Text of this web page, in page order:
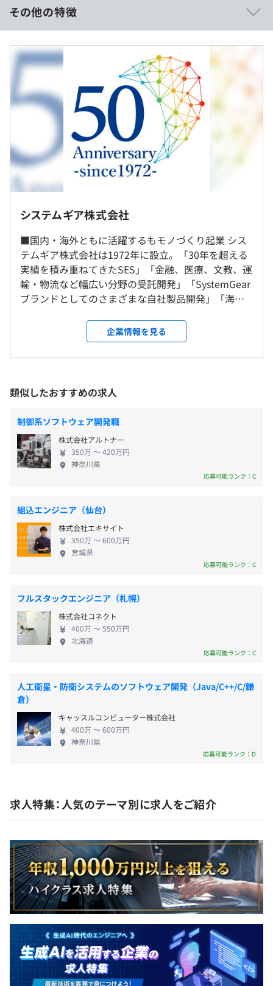
チーム（多国籍メンバー）
評価は年1回実施しています。
エンジニアに特化はしておらず、全社員共通の評価です。
評価は、行動能力・役割・成果の3つです。
ソフトウェア部門は180名（うち、大阪124名）で構成さ
社内もしくはお客様先での勤務となります。
就業場所の変更範囲
＜雇入時＞
大阪中央事業所、および自宅
＜変更範囲＞
会社の定める場所（テレワークを行う場所を含む）
受動喫煙防止措置に関する事項
敷地内禁煙（喫煙場所あり）
■大阪メトロ 四ツ橋線「肥後橋」駅 3番出口 徒歩5分
■京阪電鉄 中之島線「渡辺橋」駅 4番出口 徒歩7分
《年収約450万円の事例》
■賃金形態：月給制
■賃金の決定方法：当社規定により決定
■月給内訳
- 基本給：168,000円～
- その他：職務手当A、職務手当B、調整手当A
- 諸手当：住宅手当、単身赴任手当
※別途、賞与支給あり
9：00～17：40（所定労働時間：7時間40分、昼休憩：60
分）
平均残業時間：平均10-20時間／月
《年間124日（2021年度）》
・完全週休2日制（土日祝）
・年末年始休暇
・特別（慶弔）休暇
・有給休暇
・夏季休暇（有休2日間の一斉行使）
通勤交通費（非課税限度内）、資格取得報奨金
社会保険完備（健康保険・厚生年金加入・雇用保険・労災
無期雇用
その他の特徴
システムギア株式会社
■国内・海外ともに活躍するもモノづくり起業 シス
テムギア株式会社は1972年に設立。「30年を超える
実績を積み重ねてきたSES」「金融、医療、文教、運
輸・物流など幅広い分野の受託開発」「SystemGear
ブランドとしてのさまざまな自社製品開発」「海外
を軸に、ハード・ソフトの両面から企業のサポート
をおこなっている会社です。 自社製品では、手形小
切手発行機や自動精算機等、特定市場向け製品の開
こなっています。ニッチマーケットでシェアNo.1の
自社プロダクトが多数あり、日本一や世界展開も目
指していける環境です。 また、2019年8月にはグル
ープ内主要4社を合併し、ハードウェア・ソフトウェ
ア製品・サービスをワンストップで開発できる体制
になりました。多様な職種で構成されているため、
希望の職種についたり、自由なキャリアプランを実
を見つけて活躍できる職場です。2021年4月には50期
を迎えました。おもしろくやりがいのあるステージ
に突入しており、さらなる発展を遂げるためエンジ
ニアを募集しています。 当社では、将来のスキルア
ップに不安を感じることはありません。高いスキル
自分から手をあげることで成長機会を手に入れられ
るため、新たな能力を開発することもできます。多岐
にわたる業務や新しく立ち上げる事業などに携わり
ながら、エンジニアとしての可能性を広げていきま
せんか？
企業情報を見る
類似したおすすめの求人
制御系ソフトウェア開発職
株式会社アルトナー
350万 〜 420万円
神奈川県
応募可能ランク：C
組込エンジニア（仙台）
株式会社エキサイト
350万 〜 600万円
宮城県
応募可能ランク：C
フルスタックエンジニア（札幌）
株式会社コネクト
400万 〜 550万円
北海道
応募可能ランク：C
人工衛星・防衛システムのソフトウェア開発（Java/C++/C/鎌
倉）
キャッスルコンピューター株式会社
400万 〜 600万円
神奈川県
応募可能ランク：D
求人特集：人気のテーマ別に求人をご紹介